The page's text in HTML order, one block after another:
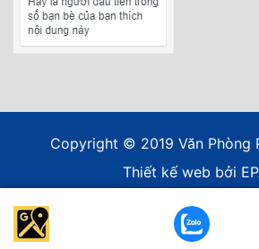
Copyright © 2019 Văn Phòng
Thiết kế web bởi